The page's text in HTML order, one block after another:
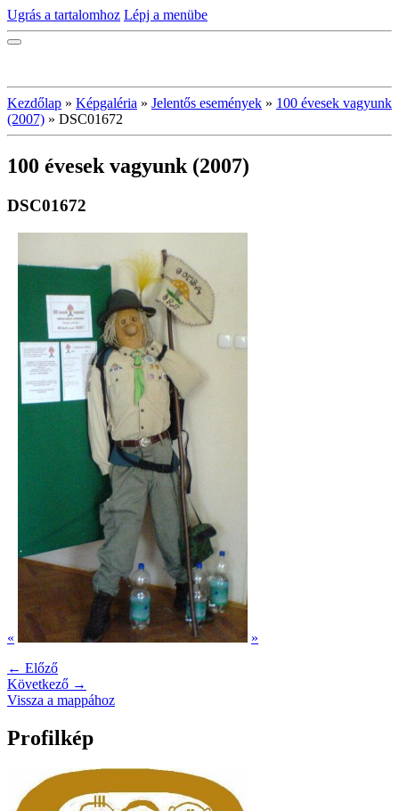
Ugrás a tartalomhoz Lépj a menübe
Kezdőlap » Képgaléria » Jelentős események » 100 évesek vagyunk
(2007) » DSC01672
100 évesek vagyunk (2007)
DSC01672
«
»
← Előző
Következő →
Vissza a mappához
Profilkép